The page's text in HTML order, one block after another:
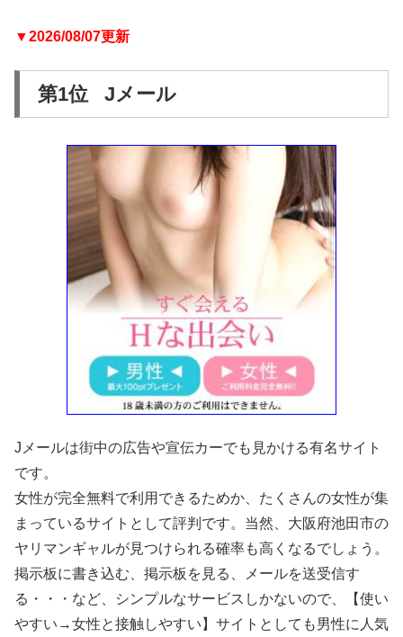
▼2026/08/07更新
第1位 Jメール
Jメールは街中の広告や宣伝カーでも見かける有名サイト
です。
女性が完全無料で利用できるためか、たくさんの女性が集
まっているサイトとして評判です。当然、大阪府池田市の
ヤリマンギャルが見つけられる確率も高くなるでしょう。
掲示板に書き込む、掲示板を見る、メールを送受信す
る・・・など、シンプルなサービスしかないので、【使い
やすい→女性と接触しやすい】サイトとしても男性に人気